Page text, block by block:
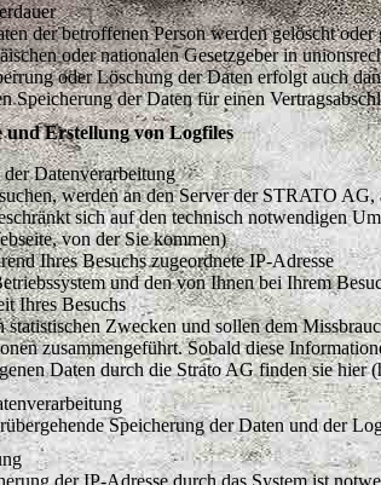
der betroffenen Person werden gelöscht
oder nationalen Gesetzgeber in
oder Löschung der Daten erfolgt auch
Speicherung der Daten für einen
Erstellung von Logfiles
Datenverarbeitung
werden an den Server der STRATO
sich auf den technisch notwendigen
von der Sie kommen)
Ihres Besuchs zugeordnete IP-Adresse
und den von Ihnen bei Ihrem
Ihres Besuchs
Zwecken und sollen dem
zusammengeführt. Sobald diese
Daten durch die Strato AG finden sie hier
Speicherung der Daten und der